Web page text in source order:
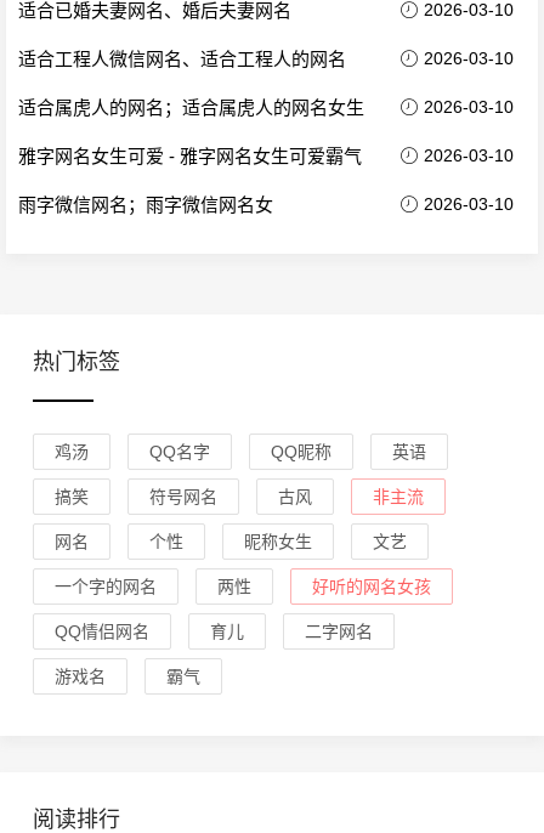
适合已婚夫妻网名、婚后夫妻网名 2026-03-10
适合工程人微信网名、适合工程人的网名 2026-03-10
适合属虎人的网名；适合属虎人的网名女生 2026-03-10
雅字网名女生可爱 - 雅字网名女生可爱霸气 2026-03-10
雨字微信网名；雨字微信网名女 2026-03-10
热门标签
鸡汤 QQ名字 QQ昵称 英语
搞笑 符号网名 古风 非主流
网名 个性 昵称女生 文艺
一个字的网名 两性 好听的网名女孩
QQ情侣网名 育儿 二字网名
游戏名 霸气
阅读排行